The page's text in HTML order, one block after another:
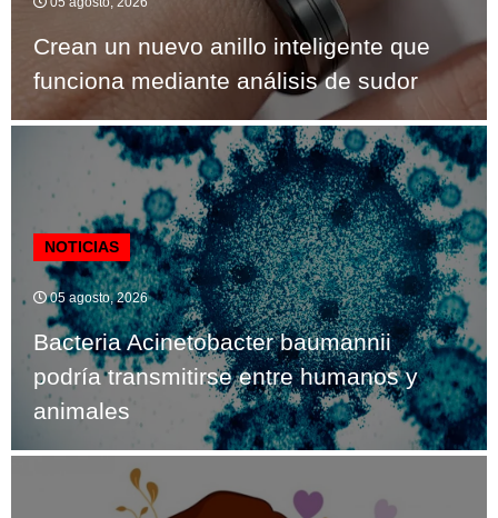
Crean un nuevo anillo inteligente que
funciona mediante análisis de sudor
NOTICIAS
05 agosto, 2026
Bacteria Acinetobacter baumannii
podría transmitirse entre humanos y
animales